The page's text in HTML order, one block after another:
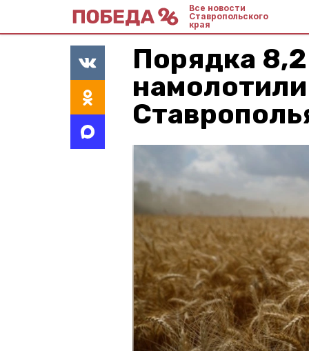
Все новости
Ставропольского
края
Порядка